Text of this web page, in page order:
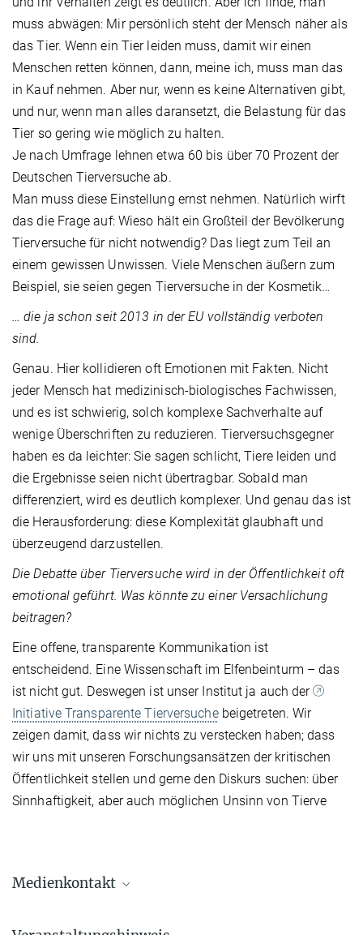
muss abwägen: Mir persönlich steht der Mensch näher als
das Tier. Wenn ein Tier leiden muss, damit wir einen
Menschen retten können, dann, meine ich, muss man das
in Kauf nehmen. Aber nur, wenn es keine Alternativen gibt,
und nur, wenn man alles daransetzt, die Belastung für das
Tier so gering wie möglich zu halten.
Je nach Umfrage lehnen etwa 60 bis über 70 Prozent der
Deutschen Tierversuche ab.
Man muss diese Einstellung ernst nehmen. Natürlich wirft
das die Frage auf: Wieso hält ein Großteil der Bevölkerung
Tierversuche für nicht notwendig? Das liegt zum Teil an
einem gewissen Unwissen. Viele Menschen äußern zum
Beispiel, sie seien gegen Tierversuche in der Kosmetik…
… die ja schon seit 2013 in der EU vollständig verboten
sind.
Genau. Hier kollidieren oft Emotionen mit Fakten. Nicht
jeder Mensch hat medizinisch-biologisches Fachwissen,
und es ist schwierig, solch komplexe Sachverhalte auf
wenige Überschriften zu reduzieren. Tierversuchsgegner
haben es da leichter: Sie sagen schlicht, Tiere leiden und
die Ergebnisse seien nicht übertragbar. Sobald man
differenziert, wird es deutlich komplexer. Und genau das ist
die Herausforderung: diese Komplexität glaubhaft und
überzeugend darzustellen.
Die Debatte über Tierversuche wird in der Öffentlichkeit oft
emotional geführt. Was könnte zu einer Versachlichung
beitragen?
Eine offene, transparente Kommunikation ist
entscheidend. Eine Wissenschaft im Elfenbeinturm – das
ist nicht gut. Deswegen ist unser Institut ja auch der
Initiative Transparente Tierversuchebeigetreten. Wir
zeigen damit, dass wir nichts zu verstecken haben; dass
wir uns mit unseren Forschungsansätzen der kritischen
Öffentlichkeit stellen und gerne den Diskurs suchen: über
Sinnhaftigkeit, aber auch möglichen Unsinn von Tierve
Medienkontakt